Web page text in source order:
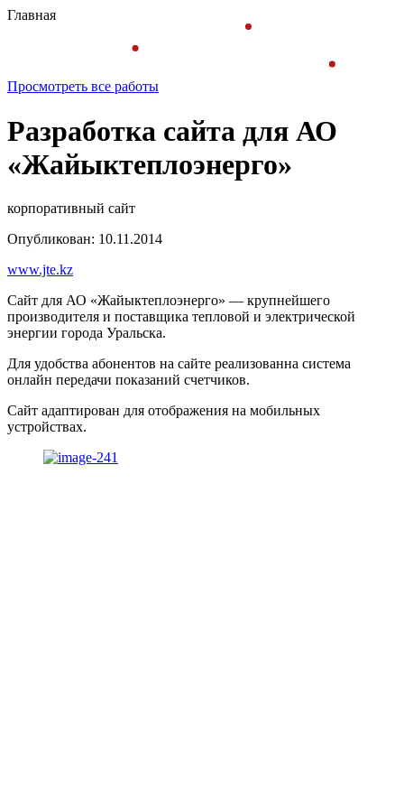
Главная
Просмотреть все работы
Разработка сайта для АО
«Жайыктеплоэнерго»
корпоративный сайт
Опубликован: 10.11.2014
www.jte.kz
Сайт для АО «Жайыктеплоэнерго» — крупнейшего
производителя и поставщика тепловой и электрической
энергии города Уральска.
Для удобства абонентов на сайте реализованна система
онлайн передачи показаний счетчиков.
Сайт адаптирован для отображения на мобильных
устройствах.